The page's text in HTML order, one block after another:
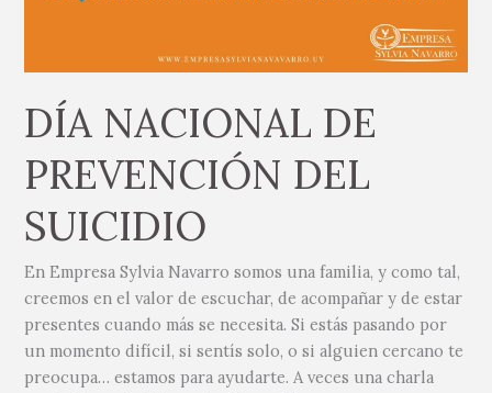
DÍA NACIONAL DE
PREVENCIÓN DEL
SUICIDIO
En Empresa Sylvia Navarro somos una familia, y como tal,
creemos en el valor de escuchar, de acompañar y de estar
presentes cuando más se necesita. Si estás pasando por
un momento difícil, si sentís solo, o si alguien cercano te
preocupa… estamos para ayudarte. A veces una charla